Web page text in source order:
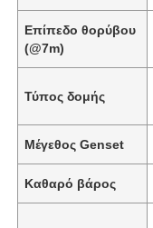
Επίπεδο θορύβου
(@7m)
Τύπος δομής
Μέγεθος Genset
Καθαρό βάρος